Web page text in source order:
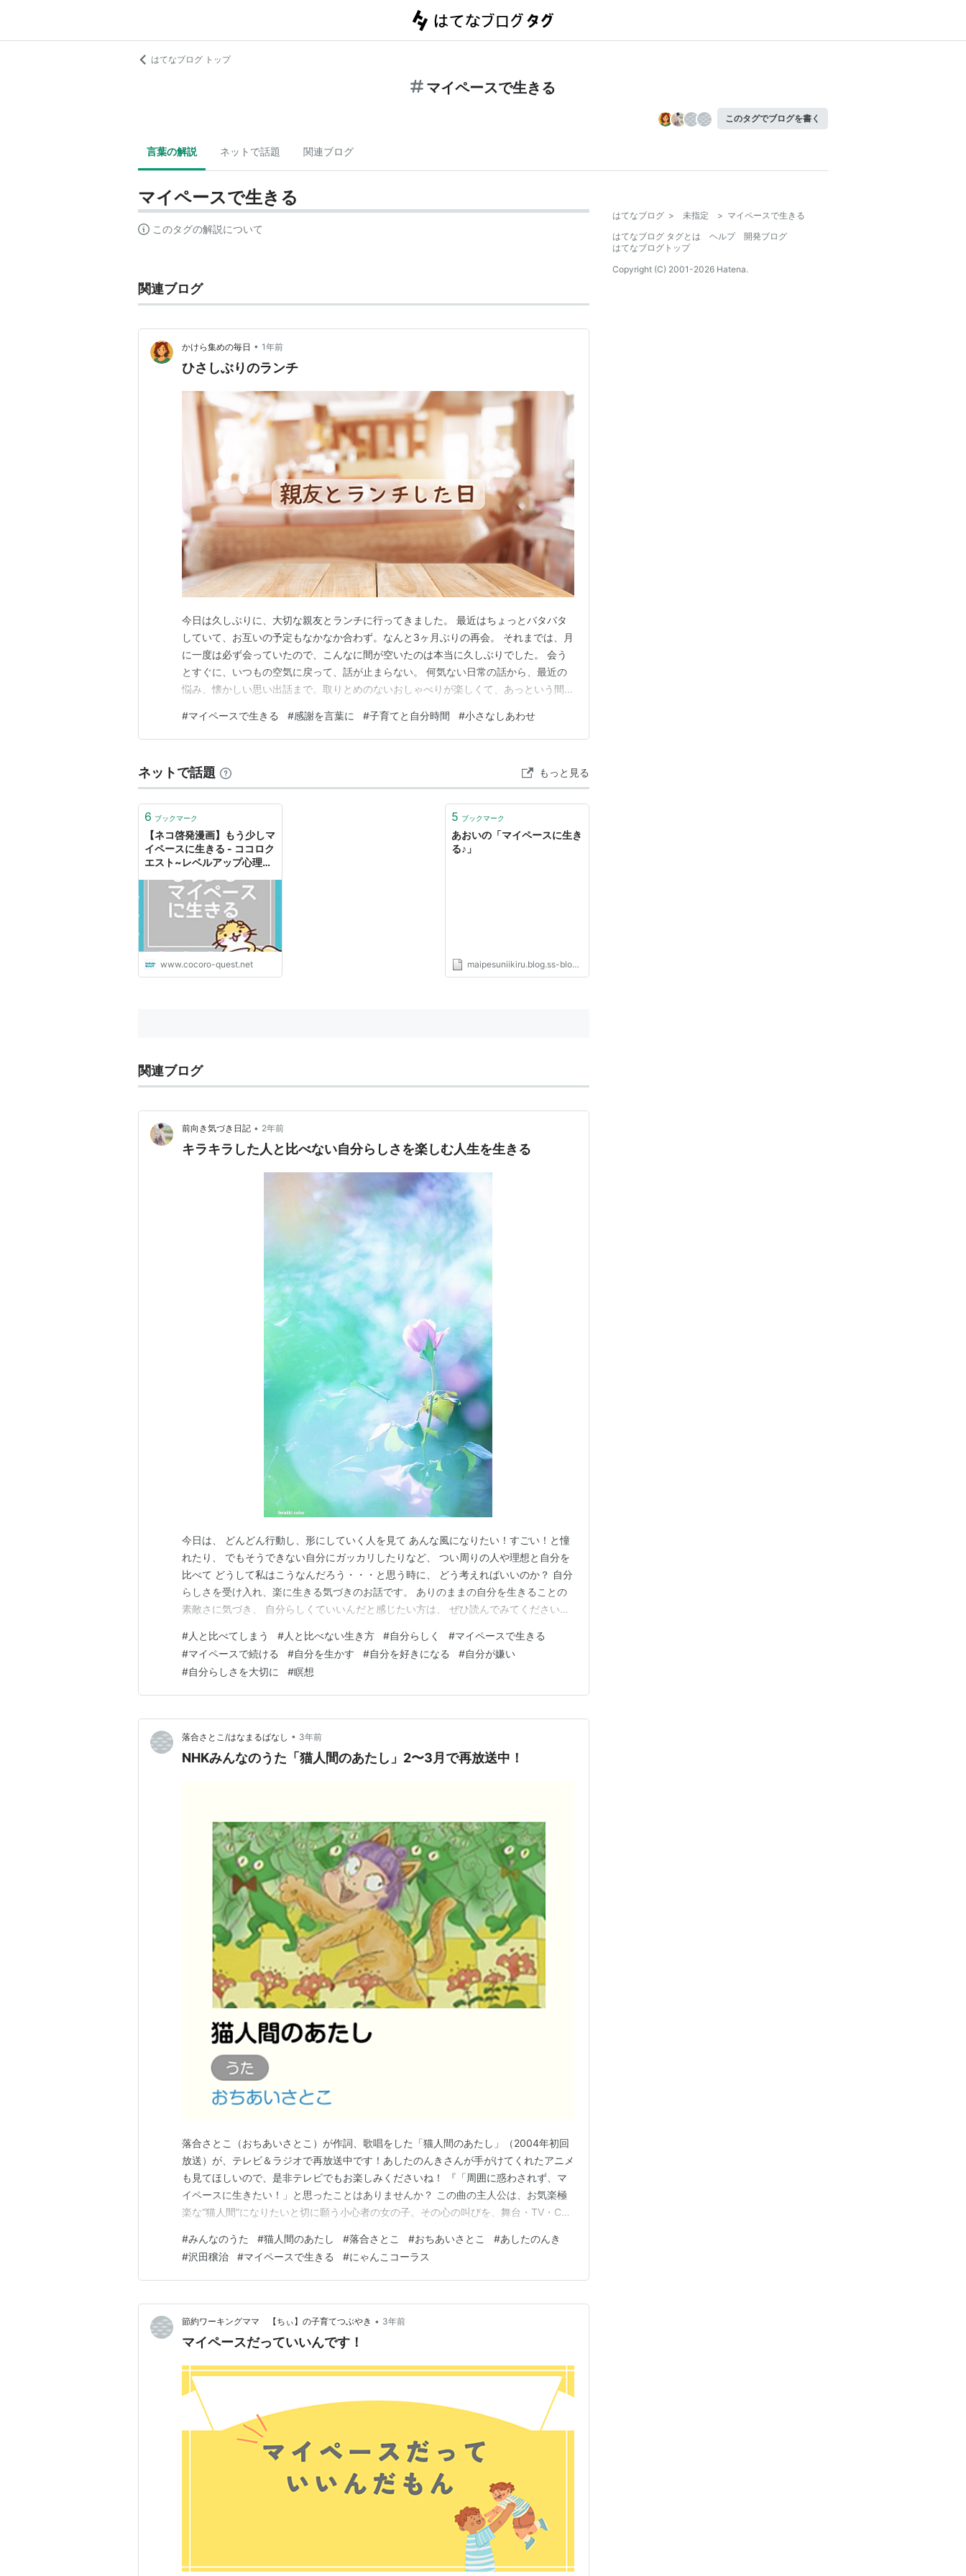
はてなブログ トップ
マイペースで生きる
このタグでブログを書く
言葉の解説 ネットで話題 関連ブログ
マイペースで生きる
このタグの解説について
関連ブログ
かけら集めの毎日 • 1年前
ひさしぶりのランチ
今日は久しぶりに、大切な親友とランチに行ってきました。 最近はちょっとバタバタ
していて、お互いの予定もなかなか合わず。なんと3ヶ月ぶりの再会。 それまでは、月
に一度は必ず会っていたので、こんなに間が空いたのは本当に久しぶりでした。 会う
とすぐに、いつもの空気に戻って、話が止まらない。 何気ない日常の話から、最近の
悩み、懐かしい思い出話まで。取りとめのないおしゃべりが楽しくて、あっという間に
えてもらってきました。 実は、わたしが「WEBデザイナーになりたい」と思ったの
も、彼女がきっかけ。彼女ががんばっている姿や、挑戦す…
#マイペースで生きる #感謝を言葉に #子育てと自分時間 #小さなしあわせ
ネットで話題 もっと見る
6 ブックマーク
【ネコ啓発漫画】もう少しマ
イペースに生きる - ココロク
エスト~レベルアップ心理学
www.cocoro-quest.net
5 ブックマーク
あおいの「マイペースに生き
る♪」
maipesuniikiru.blog.ss-blog.jp
関連ブログ
前向き気づき日記 • 2年前
キラキラした人と比べない自分らしさを楽しむ人生を生きる
今日は、 どんどん行動し、形にしていく人を見て あんな風になりたい！すごい！と憧
れたり、 でもそうできない自分にガッカリしたりなど、 つい周りの人や理想と自分を
比べて どうして私はこうなんだろう・・・と思う時に、 どう考えればいいのか？ 自分
らしさを受け入れ、楽に生きる気づきのお話です。 ありのままの自分を生きることの
素敵さに気づき、 自分らしくていいんだと感じたい方は、 ぜひ読んでみてくださいね
い日が続いていますが、 それでもこうして軽やかな雲を見ると、 季節はさりげなく、
ゆっくりと前へと進んでることを感…
#人と比べてしまう #人と比べない生き方 #自分らしく #マイペースで生きる
#マイペースで続ける #自分を生かす #自分を好きになる #自分が嫌い
#自分らしさを大切に #瞑想
落合さとこ/はなまるばなし • 3年前
NHKみんなのうた「猫人間のあたし」2〜3月で再放送中！
落合さとこ（おちあいさとこ）が作詞、歌唱をした「猫人間のあたし」（2004年初回
放送）が、テレビ＆ラジオで再放送中です！あしたのんきさんが手がけてくれたアニメ
も見てほしいので、是非テレビでもお楽しみくださいね！ 『「周囲に惑わされず、マ
イペースに生きたい！」と思ったことはありませんか？ この曲の主人公は、お気楽極
楽な“猫人間”になりたいと切に願う小心者の女の子。その心の叫びを、舞台・TV・CM
す。』みんなのうた公式サイト説明文より 今回は、谷山浩子さんの「恋するニワト
リ」とのカップリング放送です。 🐈テレビ放映予定毎週…
#みんなのうた #猫人間のあたし #落合さとこ #おちあいさとこ #あしたのんき
#沢田穣治 #マイペースで生きる #にゃんこコーラス
節約ワーキングママ 【ちぃ】の子育てつぶやき • 3年前
マイペースだっていいんです！
はてなブログ > 未指定 > マイペースで生きる
はてなブログ タグとは
ヘルプ
開発ブログ
はてなブログトップ
Copyright (C) 2001-2026 Hatena.